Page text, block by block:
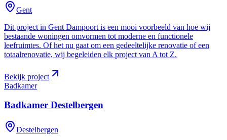
Gent
Dit project in Gent Dampoort is een mooi voorbeeld van hoe wij
bestaande woningen omvormen tot moderne en functionele
leefruimtes. Of het nu gaat om een gedeeltelijke renovatie of een
totaalrenovatie, wij begeleiden elk project van A tot Z.
Bekijk project
Badkamer
Badkamer Destelbergen
Destelbergen